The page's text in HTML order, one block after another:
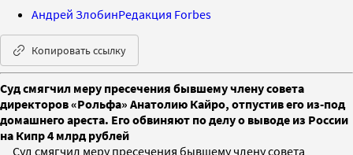
Андрей ЗлобинРедакция Forbes
Копировать ссылку
Суд смягчил меру пресечения бывшему члену совета
директоров «Рольфа» Анатолию Кайро, отпустив его из-под
домашнего ареста. Его обвиняют по делу о выводе из России
на Кипр 4 млрд рублей
Суд смягчил меру пресечения бывшему члену совета